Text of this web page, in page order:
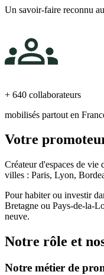
Un savoir-faire reconnu
+ 640 collaborateurs
mobilisés partout en
Votre
Créateur d'espaces de
villes : Paris, Lyon,
Pour habiter ou investir
Bretagne ou Pays-de-la-
neuve.
Notre rôle et
Notre métier de